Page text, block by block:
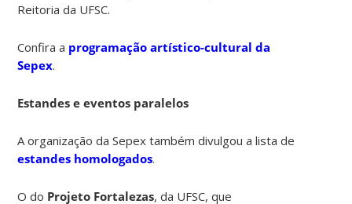
Reitoria da UFSC.
Confira a programação artístico-cultural da
Sepex.
Estandes e eventos paralelos
A organização da Sepex também divulgou a lista de
estandes homologados.
O do Projeto Fortalezas, da UFSC, que